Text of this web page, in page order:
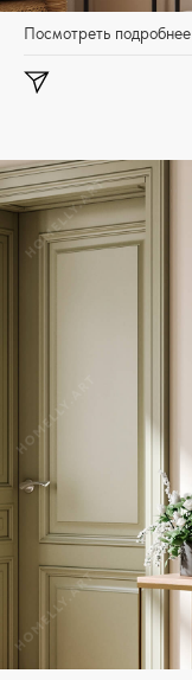
Посмотреть подробнее